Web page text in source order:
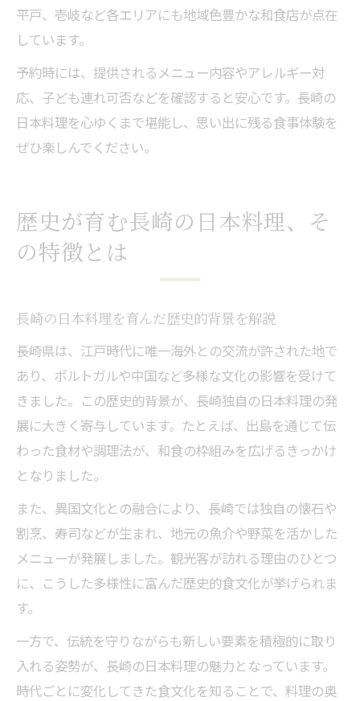
平戸、壱岐など各エリアにも地域色豊かな和食店が点在
しています。
予約時には、提供されるメニュー内容やアレルギー対
応、子ども連れ可否などを確認すると安心です。長崎の
日本料理を心ゆくまで堪能し、思い出に残る食事体験を
ぜひ楽しんでください。
歴史が育む長崎の日本料理、そ
の特徴とは
長崎の日本料理を育んだ歴史的背景を解説
長崎県は、江戸時代に唯一海外との交流が許された地で
あり、ポルトガルや中国など多様な文化の影響を受けて
きました。この歴史的背景が、長崎独自の日本料理の発
展に大きく寄与しています。たとえば、出島を通じて伝
わった食材や調理法が、和食の枠組みを広げるきっかけ
となりました。
また、異国文化との融合により、長崎では独自の懐石や
割烹、寿司などが生まれ、地元の魚介や野菜を活かした
メニューが発展しました。観光客が訪れる理由のひとつ
に、こうした多様性に富んだ歴史的食文化が挙げられま
す。
一方で、伝統を守りながらも新しい要素を積極的に取り
入れる姿勢が、長崎の日本料理の魅力となっています。
時代ごとに変化してきた食文化を知ることで、料理の奥